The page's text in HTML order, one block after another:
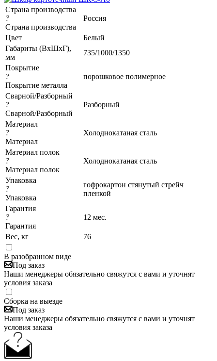
Страна производства
?
Страна производства
Россия
Цвет
Белый
Габариты (ВхШхГ),
мм
735/1000/1350
Покрытие
?
Покрытие металла
порошковое полимерное
Сварной/Разборный
?
Сварной/Разборный
Разборный
Материал
?
Материал
Холоднокатаная сталь
Материал полок
?
Материал полок
Холоднокатаная сталь
Упаковка
?
Упаковка
гофрокартон стянутый стрейч
пленкой
Гарантия
?
Гарантия
12 мес.
Вес, кг 76
В разобранном виде
Под заказ
Наши менеджеры обязательно свяжутся с вами и уточнят
условия заказа
Сборка на выезде
Под заказ
Наши менеджеры обязательно свяжутся с вами и уточнят
условия заказа